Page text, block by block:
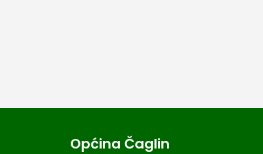
Općina Čaglin